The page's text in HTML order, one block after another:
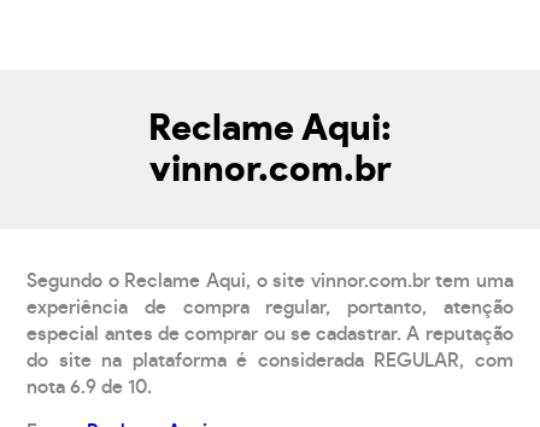
Reclame Aqui:
vinnor.com.br
Segundo o Reclame Aqui, o site vinnor.com.br tem uma
experiência de compra regular, portanto, atenção
especial antes de comprar ou se cadastrar. A reputação
do site na plataforma é considerada REGULAR, com
nota 6.9 de 10.